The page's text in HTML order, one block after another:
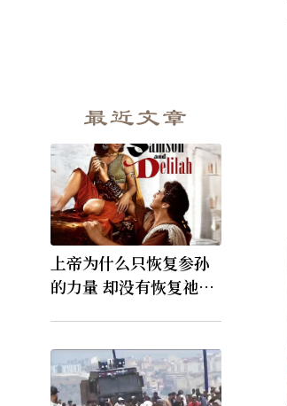
最近文章
上帝为什么只恢复参孙
的力量 却没有恢复祂的